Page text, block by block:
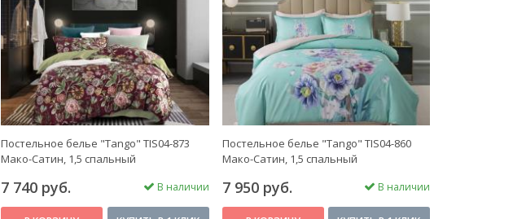
Постельное белье "Tango" TIS04-873
Мако-Сатин, 1,5 спальный
7 740 руб. В наличии
Постельное белье "Tango" TIS04-860
Мако-Сатин, 1,5 спальный
7 950 руб. В наличии